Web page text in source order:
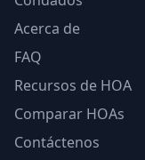
Acerca de
FAQ
Recursos de HOA
Comparar HOAs
Contáctenos